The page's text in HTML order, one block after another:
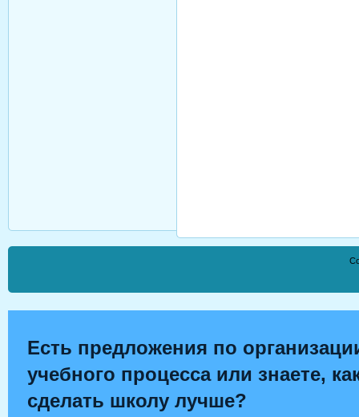
Есть предложения по
учебного процесса или знаете,
сделать школу лучше?